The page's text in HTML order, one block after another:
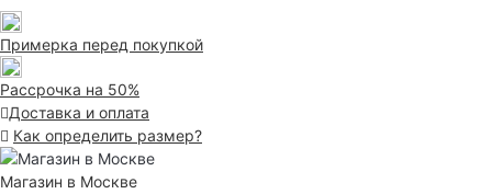
Примерка перед покупкой
Рассрочка на 50%
Доставка и оплата
Как определить размер?
Магазин в Москве